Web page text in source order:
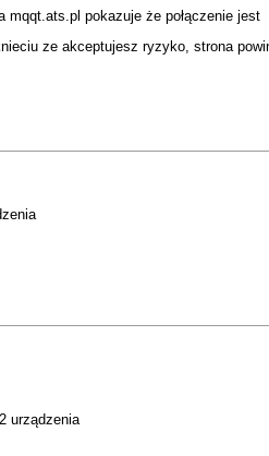
mqqt.ats.pl pokazuje że połączenie jest
ze akceptujesz ryzyko, strona
urządzenia